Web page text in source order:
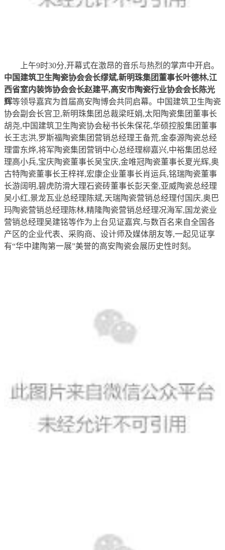
上午9时30分,开幕式在激昂的音乐与热烈的掌声中开启。
中国建筑卫生陶瓷协会会长缪斌,新明珠集团董事长叶德林,江
西省室内装饰协会会长赵建平,高安市陶瓷行业协会会长陈光
辉等领导嘉宾为首届高安陶博会共同启幕。中国建筑卫生陶瓷
协会副会长宫卫,新明珠集团总裁梁旺娟,太阳陶瓷集团董事长
胡尧,中国建筑卫生陶瓷协会秘书长朱保花,华硕控股集团董事
长王志洪,罗斯福陶瓷集团营销总经理王备荒,金泰源陶瓷总经
理雷东烨,将军陶瓷集团营销中心总经理柳嘉兴,中裕集团总经
理高小兵,宝庆陶瓷董事长吴宝庆,金唯冠陶瓷董事长夏光辉,奥
古特陶瓷董事长王梓祥,宏康企业董事长肖运兵,铭瑞陶瓷董事
长游阔明,碧虎防滑大理石瓷砖董事长彭天奎,亚威陶瓷总经理
吴小红,景龙瓦业总经理陈斌,天瑞陶瓷营销总经理付国庆,奥巴
玛陶瓷营销总经理陈林,精隆陶瓷营销总经理况海军,国龙瓷业
营销总经理吴建铭等作为上台见证嘉宾,与数百名来自全国各
产区的企业代表、采购商、设计师及媒体朋友等,一起见证享
有“华中建陶第一展”美誉的高安陶瓷会展历史性时刻。